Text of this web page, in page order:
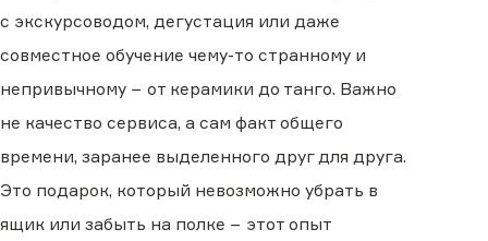
с экскурсоводом, дегустация или даже
совместное обучение чему-то странному и
непривычному − от керамики до танго. Важно
не качество сервиса, а сам факт общего
времени, заранее выделенного друг для друга.
Это подарок, который невозможно убрать в
ящик или забыть на полке − этот опыт